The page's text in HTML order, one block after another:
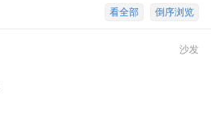
倒序浏览
看全部
沙发